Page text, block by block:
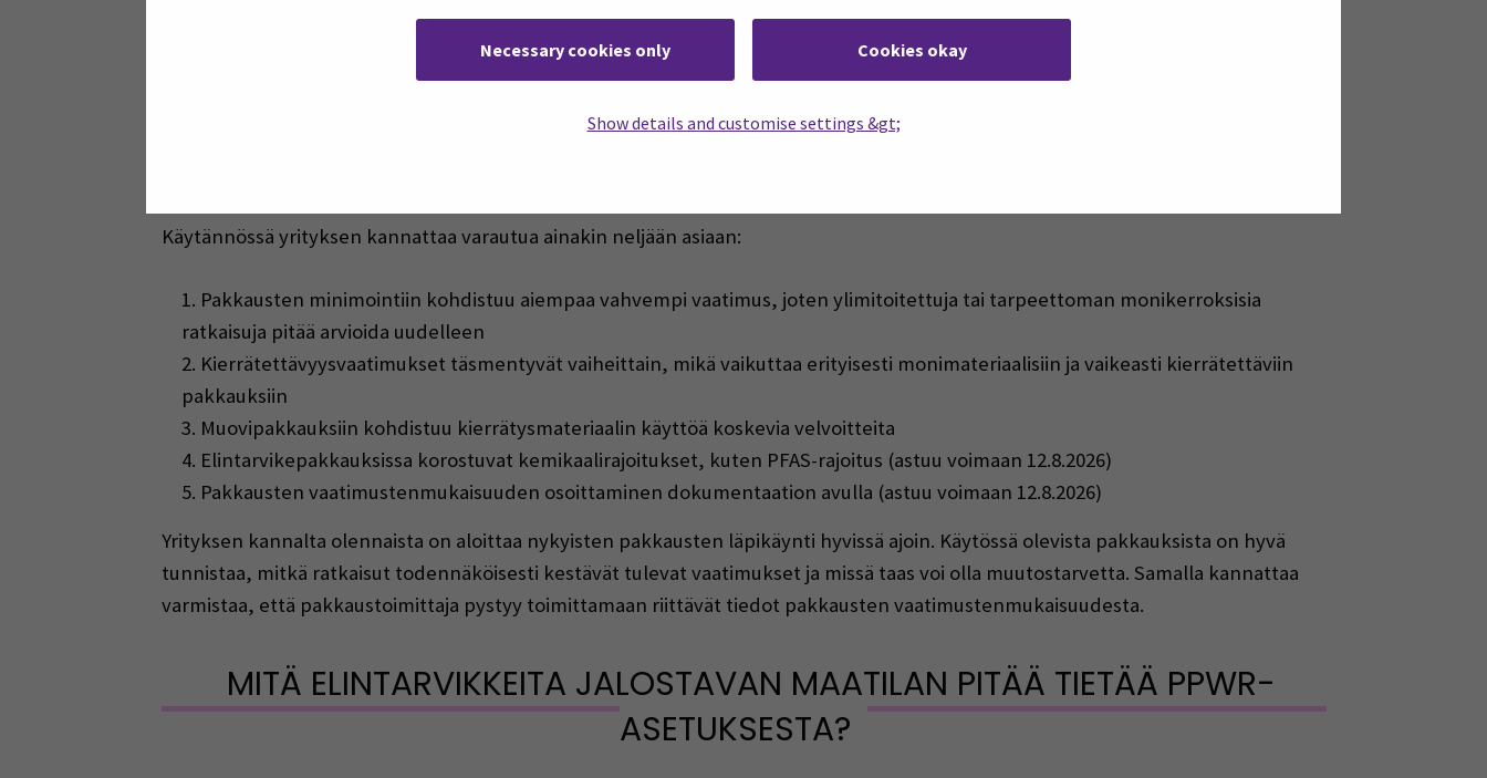
Necessary cookies only Cookies okay
Show details and customise settings &gt;
Elintarvikealan mikro-ja PK-yrityksille PPWR tarkoittaa sitä, että pakkaus ei ole enää pelkkä tuotteen suoja tai markkinointipinta,
sekä varmistettava, että pakkaukset täyttävät niitä koskevat vaatimukset. Tämä korostuu erityisesti pk-yrityksissä, jotka hankkivat
Käytännössä yrityksen kannattaa varautua ainakin neljään asiaan:
Pakkausten minimointiin kohdistuu aiempaa vahvempi vaatimus, joten ylimitoitettuja tai tarpeettoman monikerroksisia
ratkaisuja pitää arvioida uudelleen
Kierrätettävyysvaatimukset täsmentyvät vaiheittain, mikä vaikuttaa erityisesti monimateriaalisiin ja vaikeasti kierrätettäviin
pakkauksiin
Muovipakkauksiin kohdistuu kierrätysmateriaalin käyttöä koskevia velvoitteita
Elintarvikepakkauksissa korostuvat kemikaalirajoitukset, kuten PFAS-rajoitus (astuu voimaan 12.8.2026)
Pakkausten vaatimustenmukaisuuden osoittaminen dokumentaation avulla (astuu voimaan 12.8.2026)
Yrityksen kannalta olennaista on aloittaa nykyisten pakkausten läpikäynti hyvissä ajoin. Käytössä olevista pakkauksista on hyvä
tunnistaa, mitkä ratkaisut todennäköisesti kestävät tulevat vaatimukset ja missä taas voi olla muutostarvetta. Samalla kannattaa
varmistaa, että pakkaustoimittaja pystyy toimittamaan riittävät tiedot pakkausten vaatimustenmukaisuudesta.
MITÄ ELINTARVIKKEITA JALOSTAVAN MAATILAN PITÄÄ TIETÄÄ PPWR-
ASETUKSESTA?